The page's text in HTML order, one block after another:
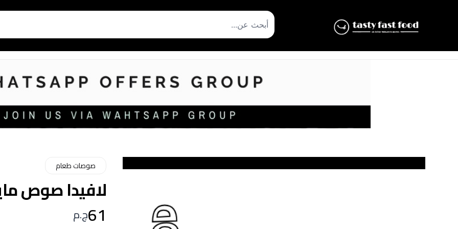
صوصات طعام
لافيدا صوص
61ج.م